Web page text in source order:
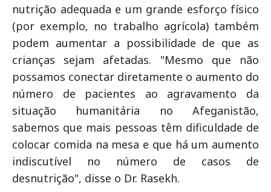
nutrição adequada e um grande esforço físico
(por exemplo, no trabalho agrícola) também
podem aumentar a possibilidade de que as
crianças sejam afetadas. "Mesmo que não
possamos conectar diretamente o aumento do
número de pacientes ao agravamento da
situação humanitária no Afeganistão,
sabemos que mais pessoas têm dificuldade de
colocar comida na mesa e que há um aumento
indiscutível no número de casos de
desnutrição", disse o Dr. Rasekh.